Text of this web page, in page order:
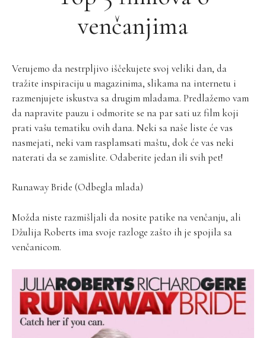
venčanjima
Verujemo da nestrpljivo iščekujete svoj veliki dan, da
tražite inspiraciju u magazinima, slikama na internetu i
razmenjujete iskustva sa drugim mladama. Predlažemo vam
da napravite pauzu i odmorite se na par sati uz film koji
prati vašu tematiku ovih dana. Neki sa naše liste će vas
nasmejati, neki vam rasplamsati maštu, dok će vas neki
naterati da se zamislite. Odaberite jedan ili svih pet!
Runaway Bride (Odbegla mlada)
Možda niste razmišljali da nosite patike na venčanju, ali
Džulija Roberts ima svoje razloge zašto ih je spojila sa
venčanicom.